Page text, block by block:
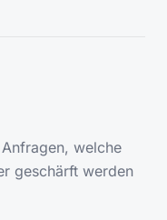
welche
geschärft werden